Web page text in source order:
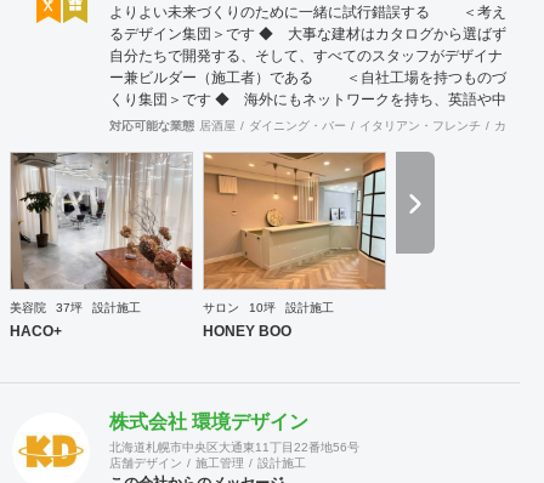
よりよい未来づくりのために一緒に試行錯誤する ＜考え
るデザイン集団＞です ◆ 大事な建材はカタログから選ばず
自分たちで開発する、そして、すべてのスタッフがデザイナ
ー兼ビルダー（施工者）である ＜自社工場を持つものづ
くり集団＞です ◆ 海外にもネットワークを持ち、英語や中
国語に堪能なスタッフたちが、海外から国内への出店をスム
工案件、設計＋造作物の案件、施工案件、造作物制作など、
多様な請負形態が可能です。工場では金属を中心にさまざま
な素材を用いた制作が可能で、例えば通常デザイン性とは無
縁な特定防火設備（鉄扉）などにも高いデザイン性を施すこ
とも可能です。 GRIDFRAME とりかえのきかない空間
https://gridframe.co.jp/ Synes(シネス) 霧のようなやわらか
込む空間 https://sotochiku.com/
対応可能な業態 居酒屋 ダイニング・バー イタリアン・フレンチ カフェ
美容院 37坪 設計施工
HACO+
サロン 10坪 設計施工
HONEY BOO
株式会社 環境デザイン
北海道札幌市中央区大通東11丁目22番地56号
店舗デザイン
施工管理 設計施工